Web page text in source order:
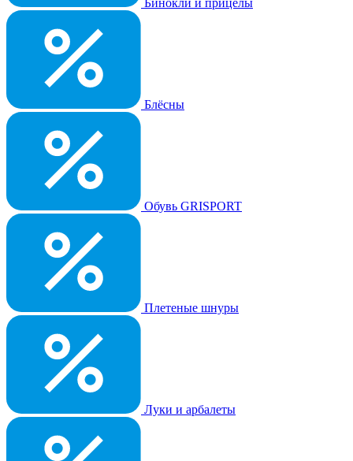
Бинокли и прицелы
Блёсны
Обувь GRISPORT
Плетеные шнуры
Луки и арбалеты